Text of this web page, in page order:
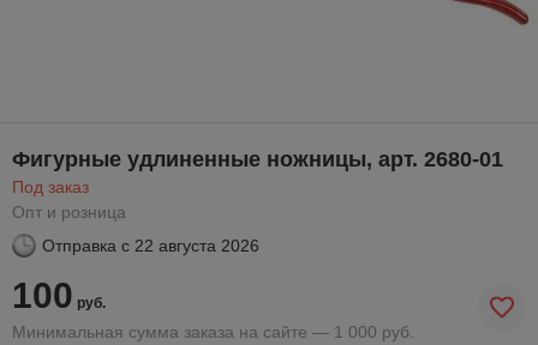
Фигурные удлиненные ножницы, арт. 2680-01
Под заказ
Опт и розница
Отправка с 22 августа 2026
100 руб.
Минимальная сумма заказа на сайте — 1 000 руб.